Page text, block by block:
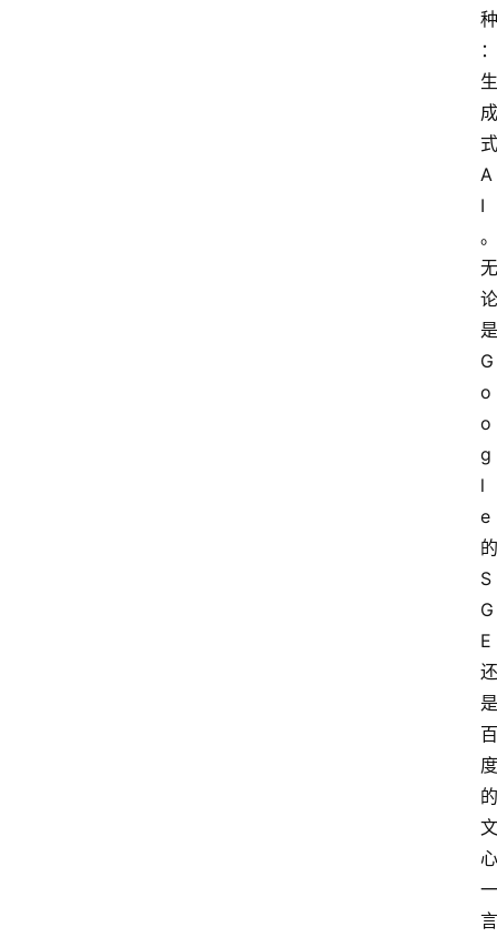
种
：
生
成
式
A
I
。
无
论
是
G
o
o
g
l
e
的
S
G
E
还
是
百
度
的
文
心
一
言